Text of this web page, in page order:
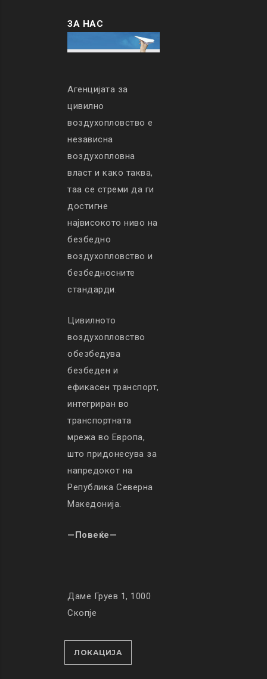
ЗА НАС
Агенцијата за
цивилно
воздухопловство е
независна
воздухопловна
власт и како таква,
таа се стреми да ги
достигне
највисокото ниво на
безбедно
воздухопловство и
безбедносните
стандарди.
Цивилното
воздухопловство
обезбедува
безбеден и
ефикасен транспорт,
интегриран во
транспортната
мрежа во Европа,
што придонесува за
напредокот на
Република Северна
Македонија.
—Повеќе—
Даме Груев 1, 1000
Скопје
ЛОКАЦИЈА